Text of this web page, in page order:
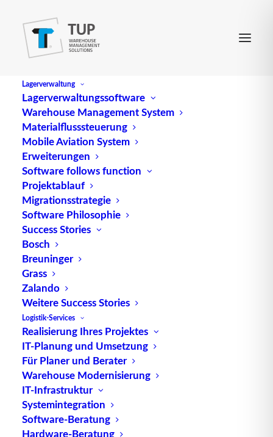
Lagerverwaltung
Lagerverwaltungssoftware
Warehouse Management System
Materialflusssteuerung
Mobile Aviation System
Erweiterungen
Software follows function
Projektablauf
Migrationsstrategie
Software Philosophie
Success Stories
Bosch
Breuninger
Grass
Zalando
Weitere Success Stories
Logistik-Services
Realisierung Ihres Projektes
IT-Planung und Umsetzung
Für Planer und Berater
Warehouse Modernisierung
IT-Infrastruktur
Systemintegration
Software-Beratung
Hardware-Beratung
Die Transportsteuerung
Die Transportsteuerung hat primär die Aufgabe,
bestehende, von anderen Systemen erzeugte
Transportaufgaben so durchzuführen, dass die
Anlage nicht blockiert wird.
Hierzu hat sie den Betriebszustand der Anlage und
den Belegungszustand von Strecken und Punkten
zu beachten. Auf Grundlage dieser Informationen
beauftragt sie die vorhandenen
entsprechenden Fahraufträgen.